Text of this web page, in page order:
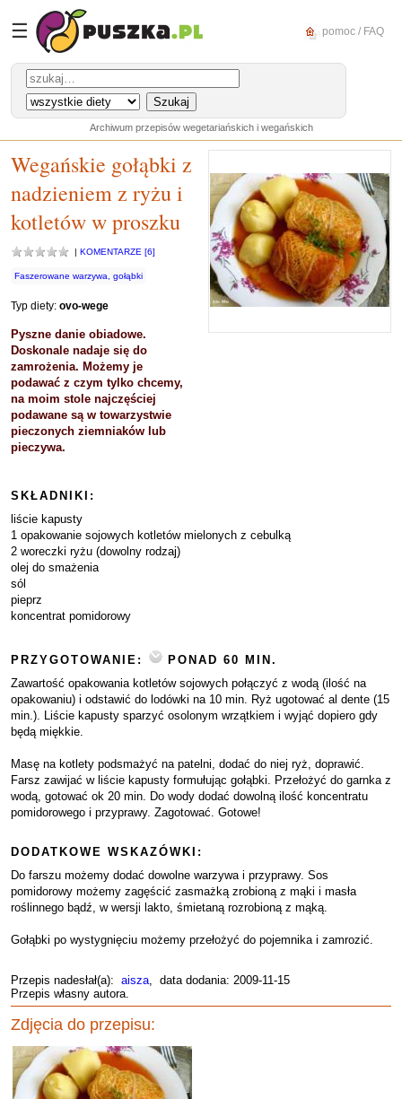
☰ pomoc / FAQ
Archiwum przepisów wegetariańskich i wegańskich
Wegańskie gołąbki z
nadzieniem z ryżu i
kotletów w proszku
| KOMENTARZE [6]
Faszerowane warzywa, gołąbki
Typ diety: ovo-wege
Pyszne danie obiadowe.
Doskonale nadaje się do
zamrożenia. Możemy je
podawać z czym tylko chcemy,
na moim stole najczęściej
podawane są w towarzystwie
pieczonych ziemniaków lub
pieczywa.
SKŁADNIKI:
liście kapusty
1 opakowanie sojowych kotletów mielonych z cebulką
2 woreczki ryżu (dowolny rodzaj)
olej do smażenia
sól
pieprz
koncentrat pomidorowy
PRZYGOTOWANIE:
PONAD 60 MIN.
Zawartość opakowania kotletów sojowych połączyć z wodą (ilość na
opakowaniu) i odstawić do lodówki na 10 min. Ryż ugotować al dente (15
min.). Liście kapusty sparzyć osolonym wrzątkiem i wyjąć dopiero gdy
będą miękkie.
Masę na kotlety podsmażyć na patelni, dodać do niej ryż, doprawić.
Farsz zawijać w liście kapusty formułując gołąbki. Przełożyć do garnka z
wodą, gotować ok 20 min. Do wody dodać dowolną ilość koncentratu
pomidorowego i przyprawy. Zagotować. Gotowe!
DODATKOWE WSKAZÓWKI:
Do farszu możemy dodać dowolne warzywa i przyprawy. Sos
pomidorowy możemy zagęścić zasmażką zrobioną z mąki i masła
roślinnego bądź, w wersji lakto, śmietaną rozrobioną z mąką.
Gołąbki po wystygnięciu możemy przełożyć do pojemnika i zamrozić.
Przepis nadesłał(a): aisza, data dodania: 2009-11-15
Przepis własny autora.
Zdjęcia do przepisu: